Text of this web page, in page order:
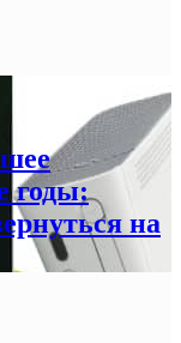
годы:
на